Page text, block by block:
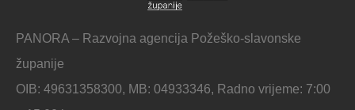
PANORA – Razvojna agencija Požeško-slavonske
županije
OIB: 49631358300, MB: 04933346, Radno vrijeme: 7:00